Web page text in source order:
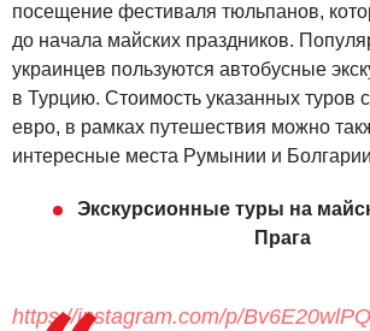
посещение фестиваля тюльпанов,
до начала майских праздников.
украинцев пользуются автобусные
в Турцию. Стоимость указанных туров
евро, в рамках путешествия можно
интересные места Румынии и
Экскурсионные туры на
Прага
https://instagram.com/p/